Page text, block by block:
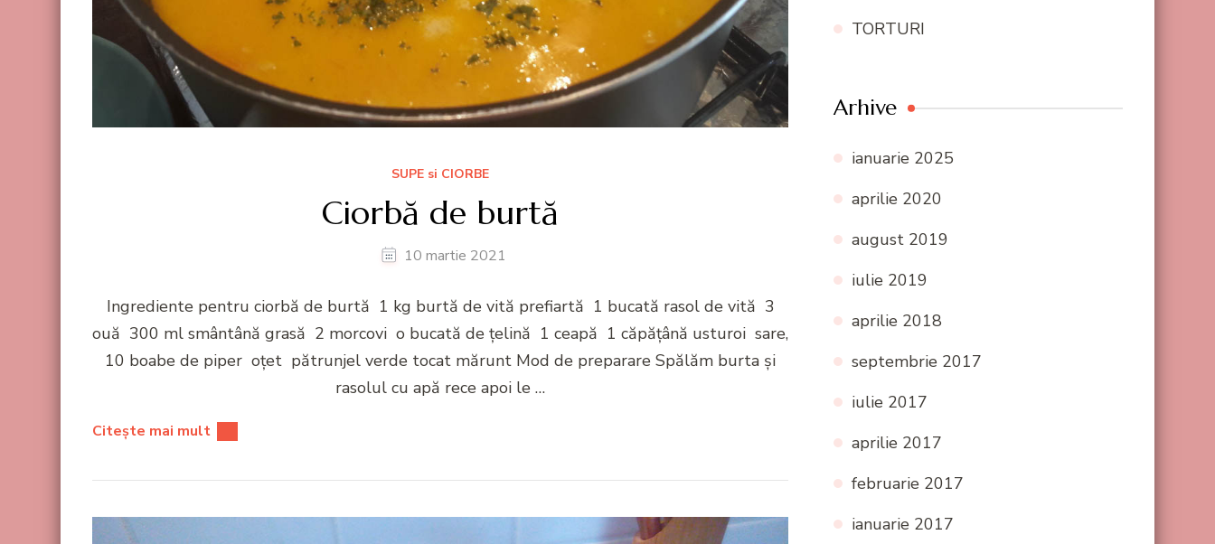
SUPE si CIORBE
Ciorbă de burtă
10 martie 2021
Ingrediente pentru ciorbă de burtă 1 kg burtă de vită prefiartă 1 bucată rasol de vită 3
ouă 300 ml smântână grasă 2 morcovi o bucată de țelină 1 ceapă 1 căpățână usturoi sare,
10 boabe de piper oțet pătrunjel verde tocat mărunt Mod de preparare Spălăm burta și
rasolul cu apă rece apoi le …
Citește mai mult
TORTURI
Arhive
ianuarie 2025
aprilie 2020
august 2019
iulie 2019
aprilie 2018
septembrie 2017
iulie 2017
aprilie 2017
februarie 2017
ianuarie 2017